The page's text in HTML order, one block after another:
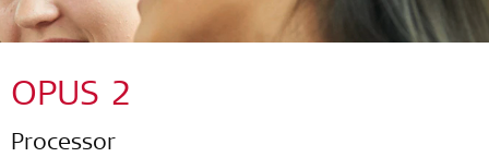
OPUS 2
Processor